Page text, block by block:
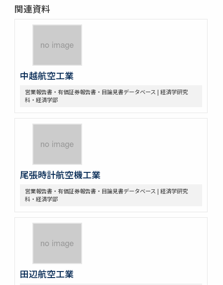
関連資料
中越航空工業
営業報告書・有価証券報告書・目論見書データベース | 経済学研究
科・経済学部
尾張時計航空機工業
営業報告書・有価証券報告書・目論見書データベース | 経済学研究
科・経済学部
田辺航空工業